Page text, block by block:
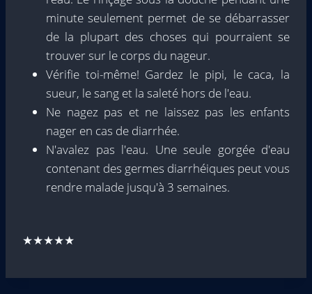
minute seulement permet de se débarrasser
de la plupart des choses qui pourraient se
trouver sur le corps du nageur.
Vérifie toi-même! Gardez le pipi, le caca, la
sueur, le sang et la saleté hors de l'eau.
Ne nagez pas et ne laissez pas les enfants
nager en cas de diarrhée.
N'avalez pas l'eau. Une seule gorgée d'eau
contenant des germes diarrhéiques peut vous
rendre malade jusqu'à 3 semaines.
★★★★★